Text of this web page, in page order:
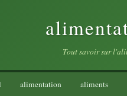
Tout savoir sur
alimentation aliments